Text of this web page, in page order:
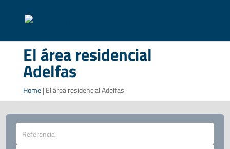
El área residencial
Adelfas
Home| El área residencial Adelfas